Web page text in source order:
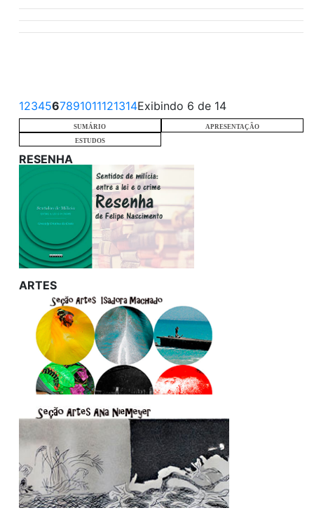
1234567891011121314Exibindo 6 de 14
SUMÁRIO
APRESENTAÇÃO
ESTUDOS
RESENHA
ARTES